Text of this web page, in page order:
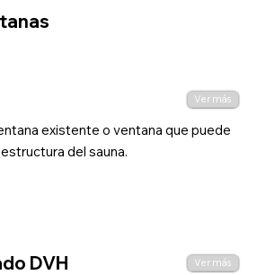
Ver más
existente o ventana que puede
del sauna.
DVH Ver más